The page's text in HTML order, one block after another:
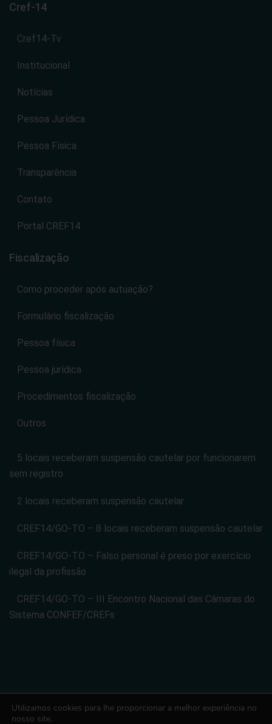
Cref-14
Cref14-Tv
Institucional
Notícias
Pessoa Jurídica
Pessoa Física
Transparência
Contato
Portal CREF14
Fiscalização
Como proceder após autuação?
Formulário fiscalização
Pessoa física
Pessoa jurídica
Procedimentos fiscalização
Outros
5 locais receberam suspensão cautelar por funcionarem
sem registro
2 locais receberam suspensão cautelar
CREF14/GO-TO – 8 locais receberam suspensão cautelar
CREF14/GO-TO – Falso personal é preso por exercício
ilegal da profissão
CREF14/GO-TO – III Encontro Nacional das Câmaras do
Sistema CONFEF/CREFs
CONSELHO REGIONAL DE EDUCACAO FISICA DA 14 REGIAO -
Utilizamos cookies para lhe proporcionar a melhor experiência no
nosso site.